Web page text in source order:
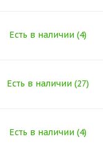
Есть в наличии (4)
Есть в наличии (27)
Есть в наличии (4)